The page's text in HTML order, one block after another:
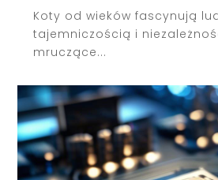
Koty od wieków fascynują
tajemniczością i
mruczące...